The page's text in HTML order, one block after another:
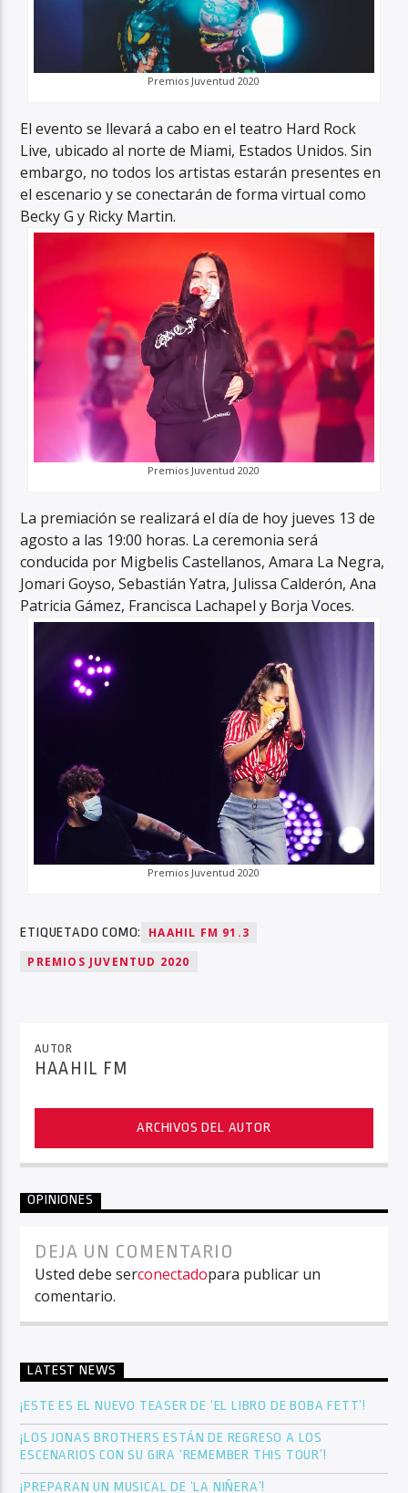
Premios Juventud 2020
El evento se llevará a cabo en el teatro Hard Rock
Live, ubicado al norte de Miami, Estados Unidos. Sin
embargo, no todos los artistas estarán presentes en
el escenario y se conectarán de forma virtual como
Becky G y Ricky Martin.
Premios Juventud 2020
La premiación se realizará el día de hoy jueves 13 de
agosto a las 19:00 horas. La ceremonia será
conducida por Migbelis Castellanos, Amara La Negra,
Jomari Goyso, Sebastián Yatra, Julissa Calderón, Ana
Patricia Gámez, Francisca Lachapel y Borja Voces.
Premios Juventud 2020
ETIQUETADO COMO:
HAAHIL FM 91.3
PREMIOS JUVENTUD 2020
AUTOR
HAAHIL FM
ARCHIVOS DEL AUTOR
OPINIONES
DEJA UN COMENTARIO
Usted debe serconectadopara publicar un
comentario.
LATEST NEWS
¡ESTE ES EL NUEVO TEASER DE ‘EL LIBRO DE BOBA FETT’!
¡LOS JONAS BROTHERS ESTÁN DE REGRESO A LOS
ESCENARIOS CON SU GIRA ‘REMEMBER THIS TOUR’!
¡PREPARAN UN MUSICAL DE ‘LA NIÑERA’!